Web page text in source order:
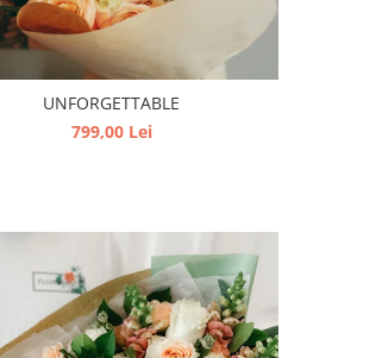
UNFORGETTABLE
799,00 Lei